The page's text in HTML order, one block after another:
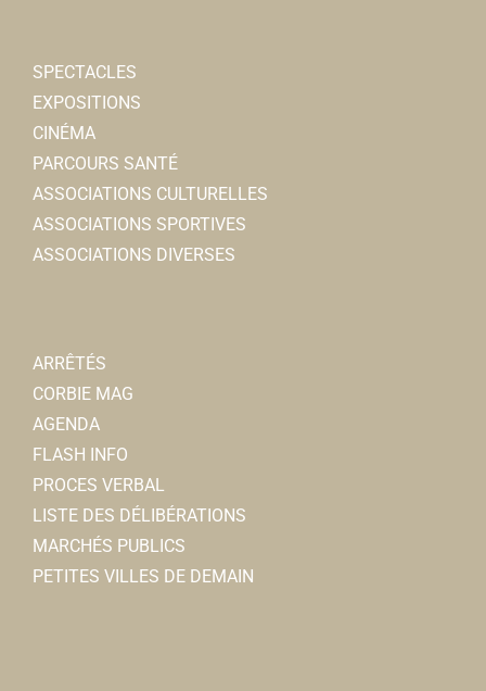
SPECTACLES
EXPOSITIONS
CINÉMA
PARCOURS SANTÉ
ASSOCIATIONS CULTURELLES
ASSOCIATIONS SPORTIVES
ASSOCIATIONS DIVERSES
ARRÊTÉS
CORBIE MAG
AGENDA
FLASH INFO
PROCES VERBAL
LISTE DES DÉLIBÉRATIONS
MARCHÉS PUBLICS
PETITES VILLES DE DEMAIN